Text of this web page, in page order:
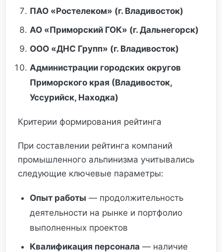
ПАО «Ростелеком» (г. Владивосток)
АО «Приморский ГОК» (г. Дальнегорск)
ООО «ДНС Групп» (г. Владивосток)
Администрации городских округов
Приморского края (Владивосток,
Уссурийск, Находка)
Критерии формирования рейтинга
При составлении рейтинга компаний
промышленного альпинизма учитывались
следующие ключевые параметры:
Опыт работы — продолжительность
деятельности на рынке и портфолио
выполненных проектов
Квалификация персонала — наличие